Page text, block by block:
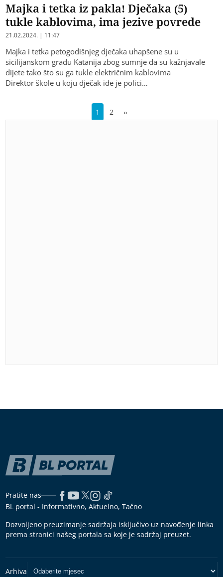
Majka i tetka iz pakla! Dječaka (5)
tukle kablovima, ima jezive povrede
21.02.2024. | 11:47
Majka i tetka petogodišnjeg dječaka uhapšene su u
sicilijanskom gradu Katanija zbog sumnje da su kažnjavale
dijete tako što su ga tukle električnim kablovima
Direktor škole u koju dječak ide je polici…
1 2 »
Pratite nas
BL portal - Informativno, Aktuelno, Tačno
Dozvoljeno preuzimanje sadržaja isključivo uz navođenje linka
prema stranici našeg portala sa koje je sadržaj preuzet.